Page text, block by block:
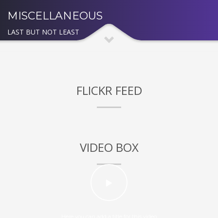
MISCELLANEOUS
LAST BUT NOT LEAST
FLICKR FEED
VIDEO BOX